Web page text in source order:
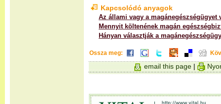
Kapcsolódó anyagok
Az állami vagy a magánegészségügyet
Mennyit költenének magán
Hányan választják a
Ossza meg:
email this page|